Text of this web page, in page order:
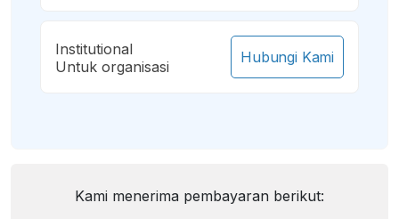
Institutional
Untuk organisasi
Hubungi Kami
Kami menerima pembayaran berikut: